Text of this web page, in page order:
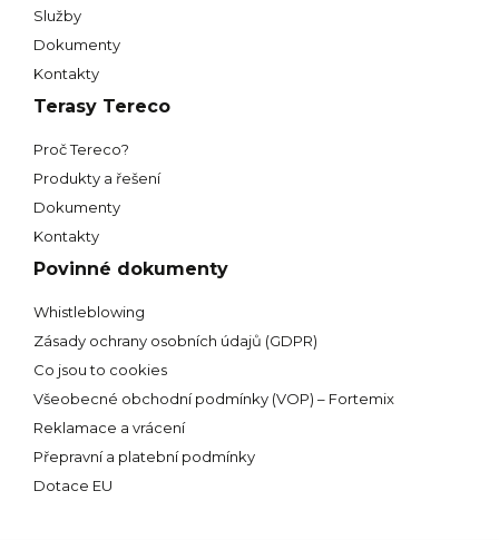
Služby
Dokumenty
Kontakty
Terasy Tereco
Proč Tereco?
Produkty a řešení
Dokumenty
Kontakty
Povinné dokumenty
Whistleblowing
Zásady ochrany osobních údajů (GDPR)
Co jsou to cookies
Všeobecné obchodní podmínky (VOP) – Fortemix
Reklamace a vrácení
Přepravní a platební podmínky
Dotace EU